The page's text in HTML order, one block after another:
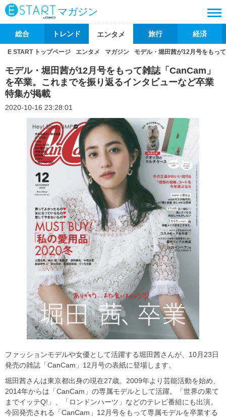
マガジン
総合 トレンド エンタメ 旅行 経済
E START トップページ エンタメ マガジン モデル・堀田茜が12月号をもっ
モデル・堀田茜が12月号をもって雑誌「CanCam」
を卒業。これまでを振り返るインタビューなど卒業
特集が掲載
2020-10-16 23:28:01
ファッションモデルや女優として活躍する堀田茜さんが、10月23日
発売の雑誌「CanCam」12月号の表紙に登場します。
堀田茜さんは東京都出身の現在27歳。2009年より芸能活動を始め、
2014年からは「CanCam」の専属モデルとして活躍。「世界の果て
までイッテQ!」、「ロンドンハーツ」などのテレビ番組にも出演。
今回発売される「CanCam」12月号をもって専属モデルを卒業する